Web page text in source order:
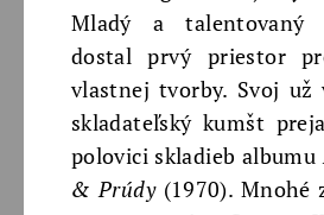
Mladý a talentovaný
dostal prvý priestor
vlastnej tvorby. Svoj už
skladateľský kumšt
polovici skladieb albumu
& Prúdy (1970). Mnohé